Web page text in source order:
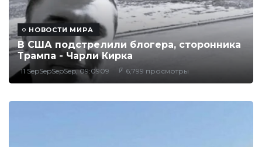
НОВОСТИ МИРА
В США подстрелили блогера, сторонника
Трампа - Чарли Кирка
11 SepSepSepSep, 09:0909 6,799 просмотры